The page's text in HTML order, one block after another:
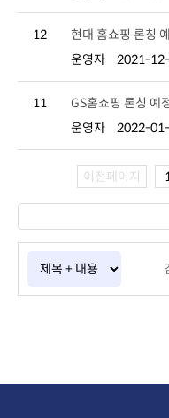
12
현대 홈쇼핑 론칭
운영자
2021-
11
GS홈쇼핑 론칭 예
운영자
2022-
이전페이지